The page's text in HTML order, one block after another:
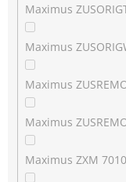
Maximus
Maximus
Maximus
Maximus
Maximus ZXM